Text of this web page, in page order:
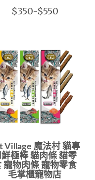
$350-$550
Village 魔法村 貓專
鮮極棒 貓肉條 貓零
寵物肉條 寵物零食
毛掌櫃寵物店